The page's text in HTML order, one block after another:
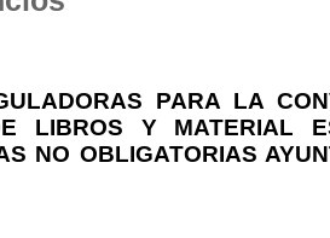
PARA LA
LIBROS Y MATERIAL
NO OBLIGATORIAS